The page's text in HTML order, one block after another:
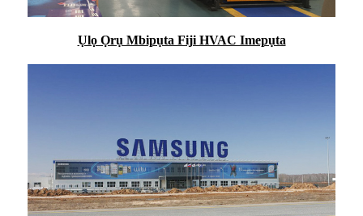
Ụlọ Ọrụ Mbipụta Fiji HVAC Imepụta